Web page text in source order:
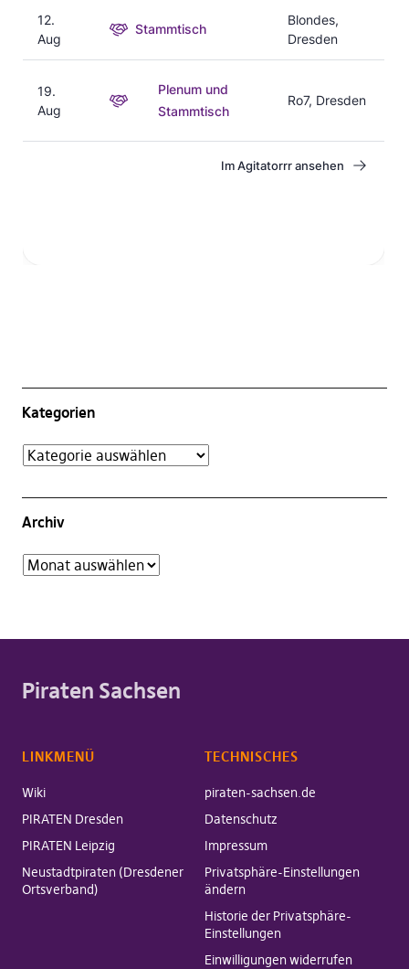
Kategorien
Archiv
Piraten Sachsen
LINKMENÜ
Wiki
PIRATEN Dresden
PIRATEN Leipzig
Neustadtpiraten (Dresdener
Ortsverband)
TECHNISCHES
piraten-sachsen.de
Datenschutz
Impressum
Privatsphäre-Einstellungen
ändern
Historie der Privatsphäre-
Einstellungen
Einwilligungen widerrufen